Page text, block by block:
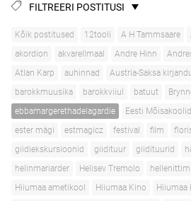
FILTREERI POSTITUSI
Kõik postitused 12tooli A H Tammsaare
akordion
akvarellmaal Andre Hinn
Atlan Karp
auhinnad Austria-Saksa
barokkmuusika
barokkviiul batuut
ebbamargerethadelagardie
Eesti
ester mägi
estmagicz festival film
giidiekskursioonid
giidituur giidituurid
helinmariarder
Helisev Tremolo hellenittim
Hiiumaa ametikool
Hiiumaa Kino Hiiumaa